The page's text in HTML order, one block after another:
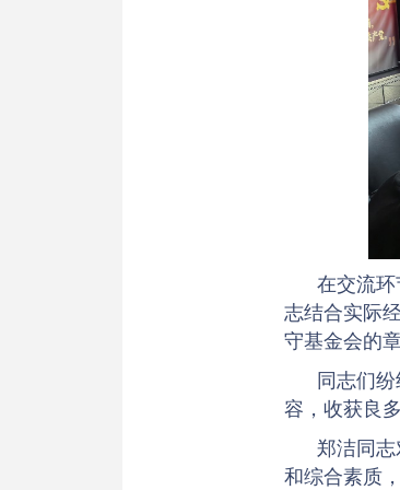
在交流
志结合实际
守基金会的
同志们
容，收获良多
郑洁同
和综合素质